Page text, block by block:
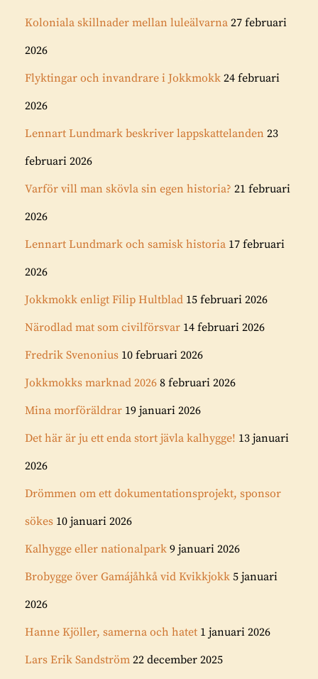
Koloniala skillnader mellan luleälvarna 27 februari
2026
Flyktingar och invandrare i Jokkmokk 24 februari
2026
Lennart Lundmark beskriver lappskattelanden 23
februari 2026
Varför vill man skövla sin egen historia? 21 februari
2026
Lennart Lundmark och samisk historia 17 februari
2026
Jokkmokk enligt Filip Hultblad 15 februari 2026
Närodlad mat som civilförsvar 14 februari 2026
Fredrik Svenonius 10 februari 2026
Jokkmokks marknad 2026 8 februari 2026
Mina morföräldrar 19 januari 2026
Det här är ju ett enda stort jävla kalhygge! 13 januari
2026
Drömmen om ett dokumentationsprojekt, sponsor
sökes 10 januari 2026
Kalhygge eller nationalpark 9 januari 2026
Brobygge över Gamájåhkå vid Kvikkjokk 5 januari
2026
Hanne Kjöller, samerna och hatet 1 januari 2026
Lars Erik Sandström 22 december 2025